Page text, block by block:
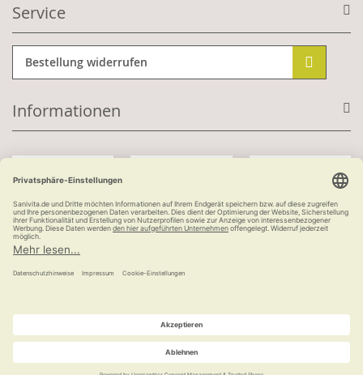
Service
Bestellung widerrufen
Informationen
Kauf auf Rechnung
versandkostenfrei